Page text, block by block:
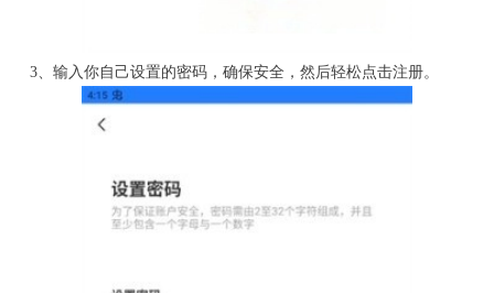
3、输入你自己设置的密码，确保安全，然后轻松点击注册。